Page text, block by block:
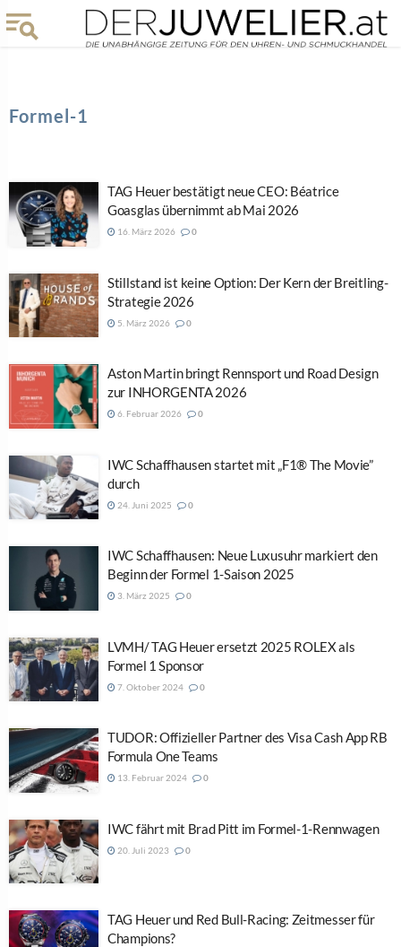
Formel-1
TAG Heuer bestätigt neue CEO: Béatrice
Goasglas übernimmt ab Mai 2026
16. März 2026 0
Stillstand ist keine Option: Der Kern der Breitling-
Strategie 2026
5. März 2026 0
Aston Martin bringt Rennsport und Road Design
zur INHORGENTA 2026
6. Februar 2026 0
IWC Schaffhausen startet mit „F1® The Movie”
durch
24. Juni 2025 0
IWC Schaffhausen: Neue Luxusuhr markiert den
Beginn der Formel 1-Saison 2025
3. März 2025 0
LVMH/ TAG Heuer ersetzt 2025 ROLEX als
Formel 1 Sponsor
7. Oktober 2024 0
TUDOR: Offizieller Partner des Visa Cash App RB
Formula One Teams
13. Februar 2024 0
IWC fährt mit Brad Pitt im Formel-1-Rennwagen
20. Juli 2023 0
TAG Heuer und Red Bull-Racing: Zeitmesser für
Champions?